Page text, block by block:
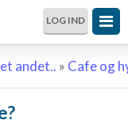
LOG IND
andet.. » Cafe og